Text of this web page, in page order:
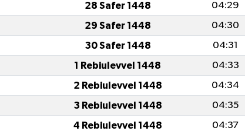
28 Safer 1448 04:29
29 Safer 1448 04:30
30 Safer 1448 04:31
1 Rebiulevvel 1448 04:33
2 Rebiulevvel 1448 04:34
3 Rebiulevvel 1448 04:35
4 Rebiulevvel 1448 04:37